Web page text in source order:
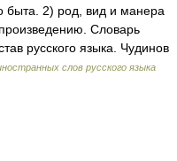
быта. 2) род, вид и манера
Словарь
русского языка. Чудинов
слов русского языка